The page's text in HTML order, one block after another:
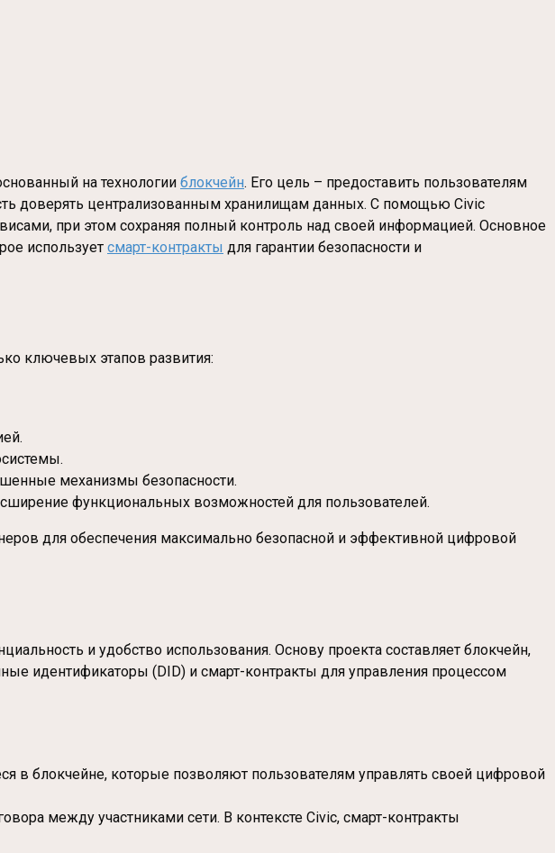
на технологии блокчейн. Его цель – предоставить пользователям
доверять централизованным хранилищам данных. С помощью Civic
при этом сохраняя полный контроль над своей информацией. Основное
использует смарт-контракты для гарантии безопасности и
ключевых этапов развития:
механизмы безопасности.
функциональных возможностей для пользователей.
для обеспечения максимально безопасной и эффективной цифровой
и удобство использования. Основу проекта составляет блокчейн,
идентификаторы (DID) и смарт-контракты для управления процессом
в блокчейне, которые позволяют пользователям управлять своей цифровой
между участниками сети. В контексте Civic, смарт-контракты